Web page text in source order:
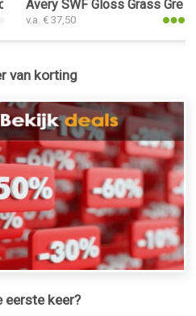
Green 3028 plakplastic
Avery SWF Gloss Grass
v.a. € 37,50
van korting
eerste keer?